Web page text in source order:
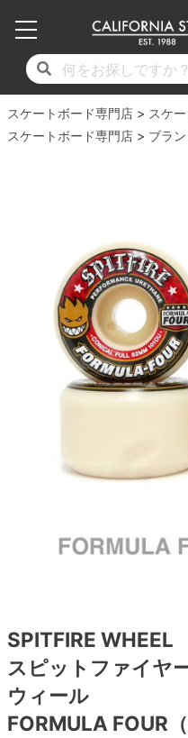
スケートボード専門店 スケ
スケートボード専門店
ブラン
SPITFIRE WHEEL
スピットファイヤ
ウィール
FORMULA FOUR
17時までのご注
11,000円以上
毎月1日はポイント5倍！
17時までのご注
11,000円以上
毎月1日はポイント5倍！
サイズからデッキを選ぶ
子供用デッキ
7.0inch以下
7.6inch
7.7inch
7.8inch
8.4inch
8.5inch
トラック
17時までのご注
11,000円以上
毎月1日はポイント5倍！
適合デッキサイズから選ぶ
7.0inch以下
7.2inch
7.7inch
7.8inch
7.9inch
8.5inch
8.6inch
ウィール
17時までのご注
11,000円以上
毎月1日はポイント5倍！
ウィールをサイズから選ぶ
50mm
51mm
55mm
56mm
64mm
65mm
スピットファイヤー F4
ボーンズ XF（エックス
ボーンズ STF（エスティ
パウエルペラルタ DF（
ベアリング
デッキテープ
パーツ・その他
スケートケース・バッグ
メディア（雑誌・DVD
17時までのご注
11,000円以上
毎月1日はポイント5倍！
シューズをサイズから選ぶ
20cm
21cm
23.5cm
24.5cm
27.5cm
28cm
サンダル
インソール
シューレース・その他
17時までのご注
11,000円以上
毎月1日はポイント5倍！
ジャケット
パーカー
トレーナー・セーター
パンツ
長袖ボタンシャツ
ソックス
アンダーウエア
17時までのご注
11,000円以上
毎月1日はポイント5倍！
17時までのご注
11,000円以上
毎月1日はポイント5倍！
スタッフおすすめアイテ
ブランド紹介
17時までのご注
11,000円以上
毎月1日はポイント5倍！
スタッフ紹介
カリフォルニアストリー
求人情報
プライバシーポリシー